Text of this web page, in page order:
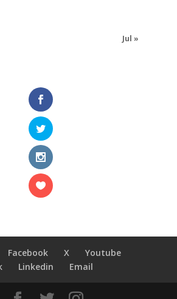
Jul »
Facebook X
Youtube
Linkedin Email